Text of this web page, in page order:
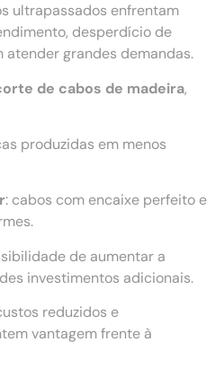
ultrapassados enfrentam
desperdício de
grandes demandas.
de cabos de madeira,
produzidas em menos
: cabos com encaixe perfeito e
de aumentar a
investimentos adicionais.
reduzidos e
vantagem frente à